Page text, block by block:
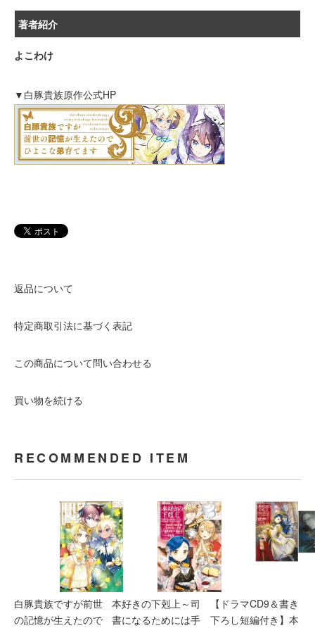
著者紹介
よこわけ
▼白豚貴族原作公式HP
返品について
特定商取引法に基づく表記
この商品について問い合わせる
買い物を続ける
RECOMMENDED ITEM
白豚貴族ですが前世
の記憶が生えたので
本好きの下剋上～司
書になるためには手
【ドラマCD9＆書き
下ろし短編付き】本